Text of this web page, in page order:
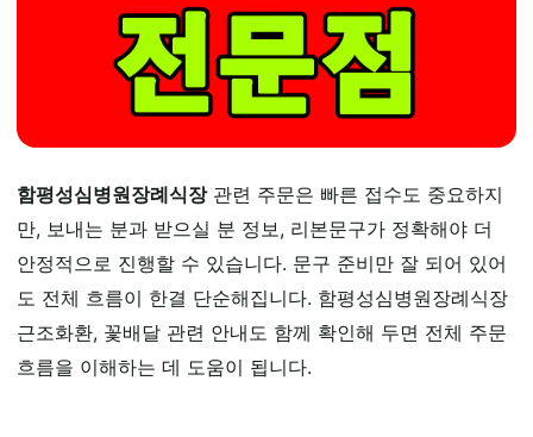
함평성심병원장례식장관련 주문은 빠른 접수도 중요하지
만, 보내는 분과 받으실 분 정보, 리본문구가 정확해야 더
안정적으로 진행할 수 있습니다. 문구 준비만 잘 되어 있어
도 전체 흐름이 한결 단순해집니다. 함평성심병원장례식장
근조화환, 꽃배달 관련 안내도 함께 확인해 두면 전체 주문
흐름을 이해하는 데 도움이 됩니다.